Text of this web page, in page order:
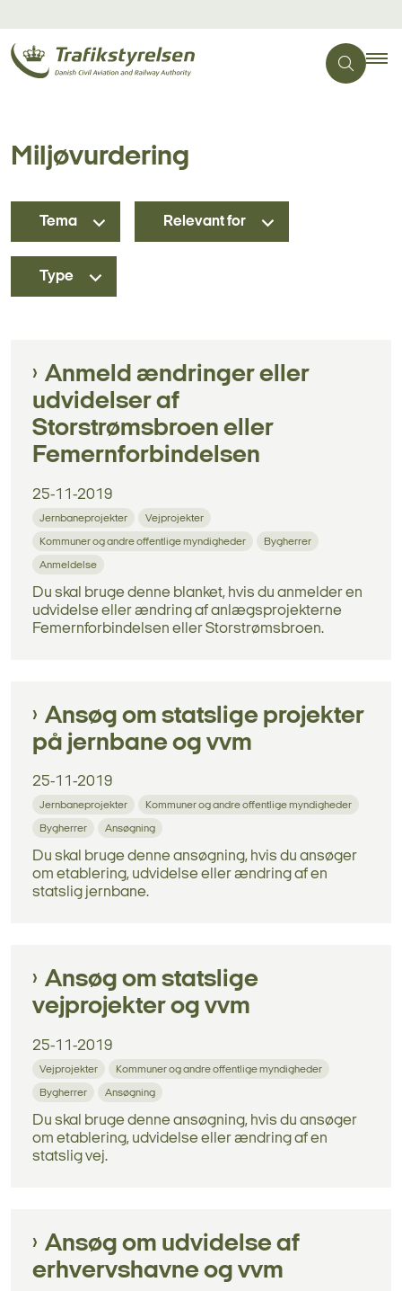
Miljøvurdering
Tema Relevant for
Type
Anmeld ændringer eller
udvidelser af
Storstrømsbroen eller
Femernforbindelsen
25-11-2019
Jernbaneprojekter Vejprojekter
Kommuner og andre offentlige myndigheder Bygherrer
Anmeldelse
Du skal bruge denne blanket, hvis du anmelder en
udvidelse eller ændring af anlægsprojekterne
Femernforbindelsen eller Storstrømsbroen.
Ansøg om statslige projekter
på jernbane og vvm
25-11-2019
Jernbaneprojekter Kommuner og andre offentlige myndigheder
Bygherrer Ansøgning
Du skal bruge denne ansøgning, hvis du ansøger
om etablering, udvidelse eller ændring af en
statslig jernbane.
Ansøg om statslige
vejprojekter og vvm
25-11-2019
Vejprojekter Kommuner og andre offentlige myndigheder
Bygherrer Ansøgning
Du skal bruge denne ansøgning, hvis du ansøger
om etablering, udvidelse eller ændring af en
statslig vej.
Ansøg om udvidelse af
erhvervshavne og vvm